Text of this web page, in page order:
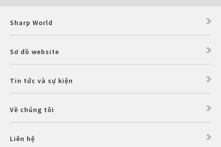
Sharp World
Sơ đồ website
Tin tức và sự kiện
Về chúng tôi
Liên hệ